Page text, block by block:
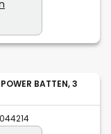
BATTEN, 3